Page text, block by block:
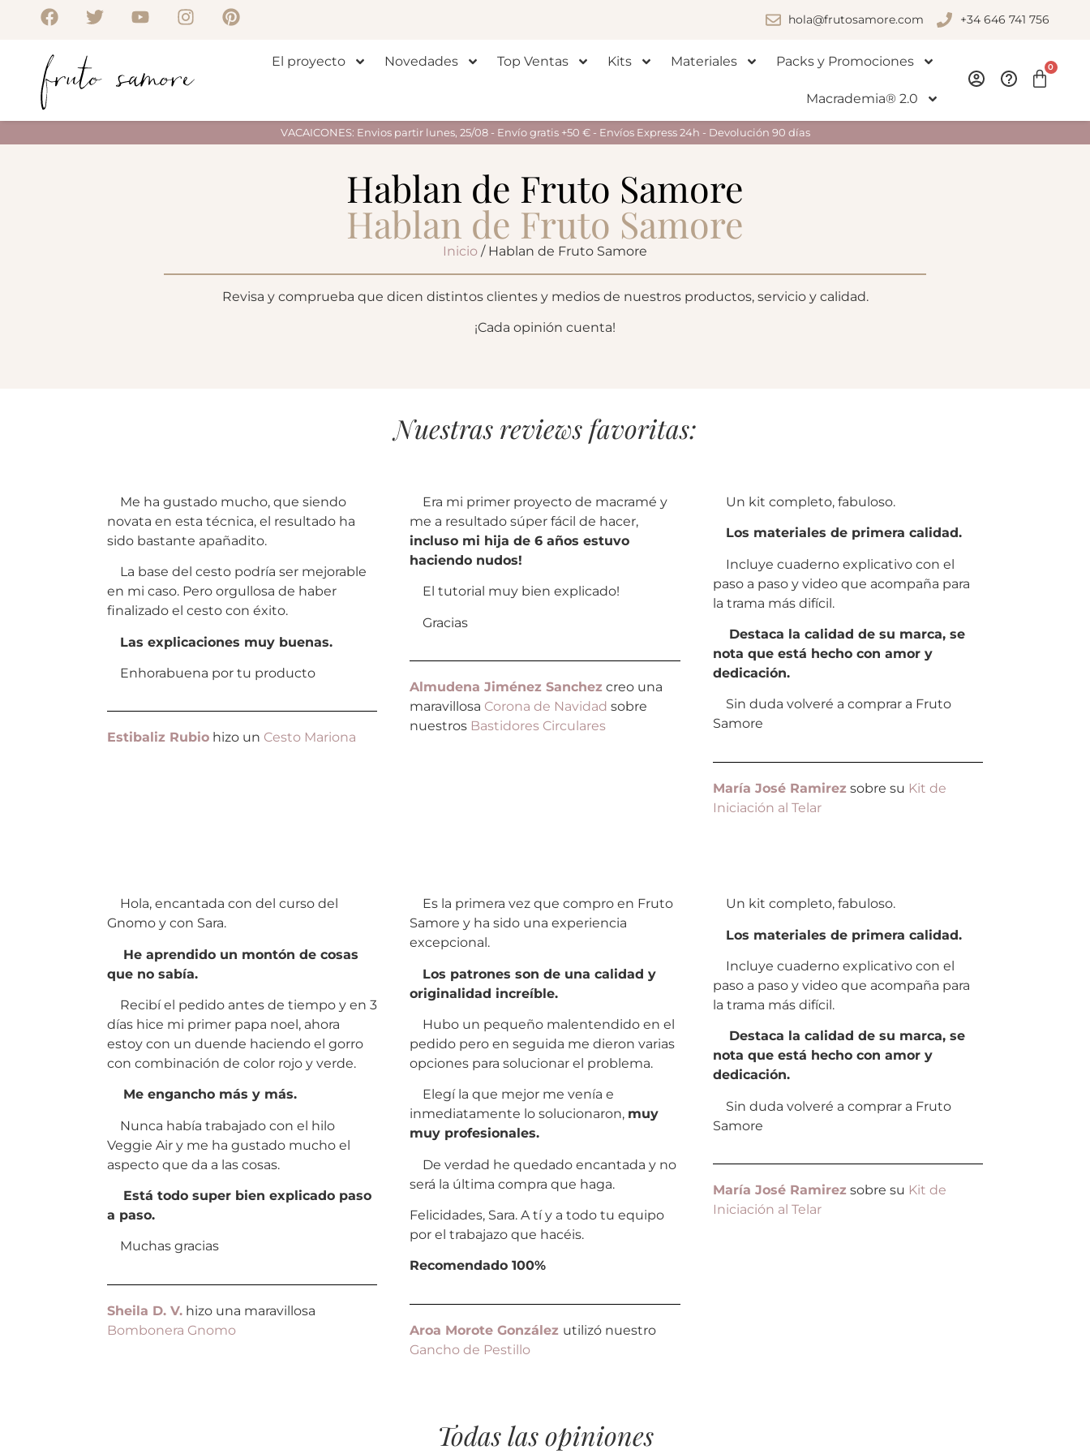
hola@frutosamore.com +34 646 741 756
El proyecto Novedades Top Ventas Kits Materiales Packs y Promociones
Macrademia® 2.0
0
VACAICONES: Envios partir lunes, 25/08 - Envío gratis +50 € - Envíos Express 24h - Devolución 90 días
Hablan de Fruto Samore
Hablan de Fruto Samore
Inicio / Hablan de Fruto Samore
Revisa y comprueba que dicen distintos clientes y medios de nuestros productos, servicio y calidad.
¡Cada opinión cuenta!
Nuestras reviews favoritas:
Me ha gustado mucho, que siendo
novata en esta técnica, el resultado ha
sido bastante apañadito.
La base del cesto podría ser mejorable
en mi caso. Pero orgullosa de haber
finalizado el cesto con éxito.
Las explicaciones muy buenas.
Enhorabuena por tu producto
Estibaliz Rubio hizo un Cesto Mariona
Era mi primer proyecto de macramé y
me a resultado súper fácil de hacer,
incluso mi hija de 6 años estuvo
haciendo nudos!
El tutorial muy bien explicado!
Gracias
Almudena Jiménez Sanchez creo una
maravillosa Corona de Navidad sobre
nuestros Bastidores Circulares
Un kit completo, fabuloso.
Los materiales de primera calidad.
Incluye cuaderno explicativo con el
paso a paso y video que acompaña para
la trama más difícil.
Destaca la calidad de su marca, se
nota que está hecho con amor y
dedicación.
Sin duda volveré a comprar a Fruto
Samore
María José Ramirezsobre su Kit de
Iniciación al Telar
Hola, encantada con del curso del
Gnomo y con Sara.
He aprendido un montón de cosas
que no sabía.
Recibí el pedido antes de tiempo y en 3
días hice mi primer papa noel, ahora
estoy con un duende haciendo el gorro
con combinación de color rojo y verde.
Me engancho más y más.
Nunca había trabajado con el hilo
Veggie Air y me ha gustado mucho el
aspecto que da a las cosas.
Está todo super bien explicado paso
a paso.
Muchas gracias
Sheila D. V. hizo una maravillosa
Bombonera Gnomo
Es la primera vez que compro en Fruto
Samore y ha sido una experiencia
excepcional.
Los patrones son de una calidad y
originalidad increíble.
Hubo un pequeño malentendido en el
pedido pero en seguida me dieron varias
opciones para solucionar el problema.
Elegí la que mejor me venía e
inmediatamente lo solucionaron, muy
muy profesionales.
De verdad he quedado encantada y no
será la última compra que haga.
Felicidades, Sara. A tí y a todo tu equipo
por el trabajazo que hacéis.
Recomendado 100%
Aroa Morote González utilizó nuestro
Gancho de Pestillo
Un kit completo, fabuloso.
Los materiales de primera calidad.
Incluye cuaderno explicativo con el
paso a paso y video que acompaña para
la trama más difícil.
Destaca la calidad de su marca, se
nota que está hecho con amor y
dedicación.
Sin duda volveré a comprar a Fruto
Samore
María José Ramirezsobre su Kit de
Iniciación al Telar
Todas las opiniones